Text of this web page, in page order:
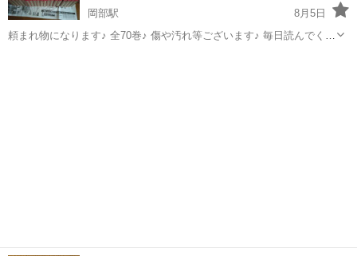
岡部駅
8月5日
頼まれ物になります♪ 全70巻♪ 傷や汚れ等ございます♪ 毎日読んでくだ